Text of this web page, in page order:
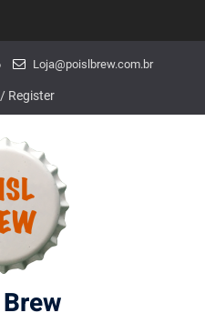
Loja@poislbrew.com.br
Register